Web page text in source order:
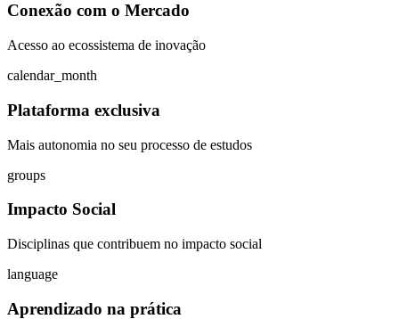
Conexão com o Mercado
Acesso ao ecossistema de inovação
calendar_month
Plataforma exclusiva
Mais autonomia no seu processo de estudos
groups
Impacto Social
Disciplinas que contribuem no impacto social
language
Aprendizado na prática